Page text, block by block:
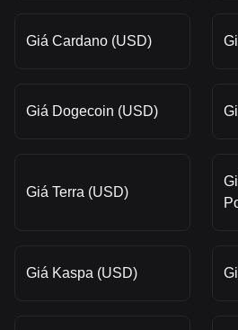
Giá Cardano (USD)
Giá Dogecoin (USD)
Giá Terra (USD)
Giá Kaspa (USD)